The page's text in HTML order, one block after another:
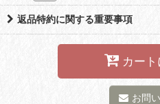
返品特約に関する重要事項
カー
お問